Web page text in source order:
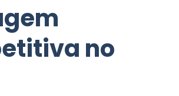
no